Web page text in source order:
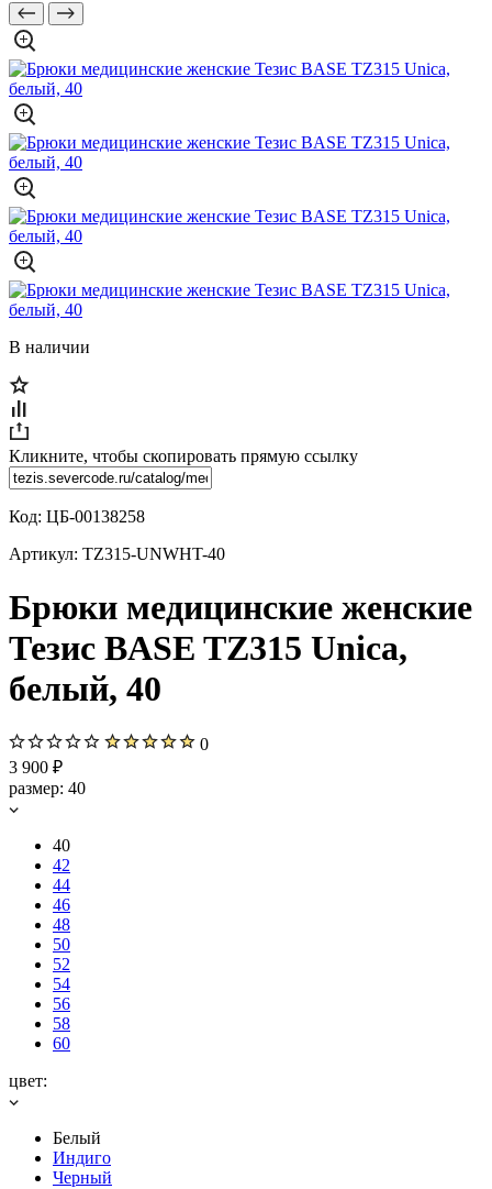
В наличии
Кликните, чтобы скопировать прямую ссылку
Код: ЦБ-00138258
Артикул: TZ315-UNWHT-40
Брюки медицинские женские
Тезис BASE TZ315 Unica,
белый, 40
0
3 900 ₽
размер: 40
40
42
44
46
48
50
52
54
56
58
60
цвет:
Белый
Индиго
Черный